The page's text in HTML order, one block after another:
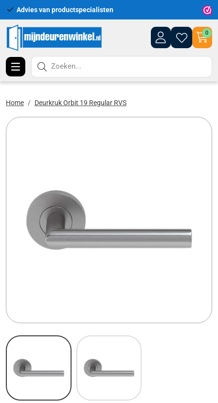
Advies van productspecialisten
0
Zoeken...
Home Deurkruk Orbit 19 Regular RVS